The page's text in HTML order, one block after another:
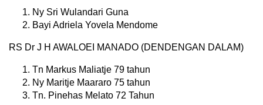
Ny Sri Wulandari Guna
Bayi Adriela Yovela Mendome
RS Dr J H AWALOEI MANADO (DENDENGAN DALAM)
Tn Markus Maliatje 79 tahun
Ny Maritje Maararo 75 tahun
⁠Tn. Pinehas Melato 72 Tahun